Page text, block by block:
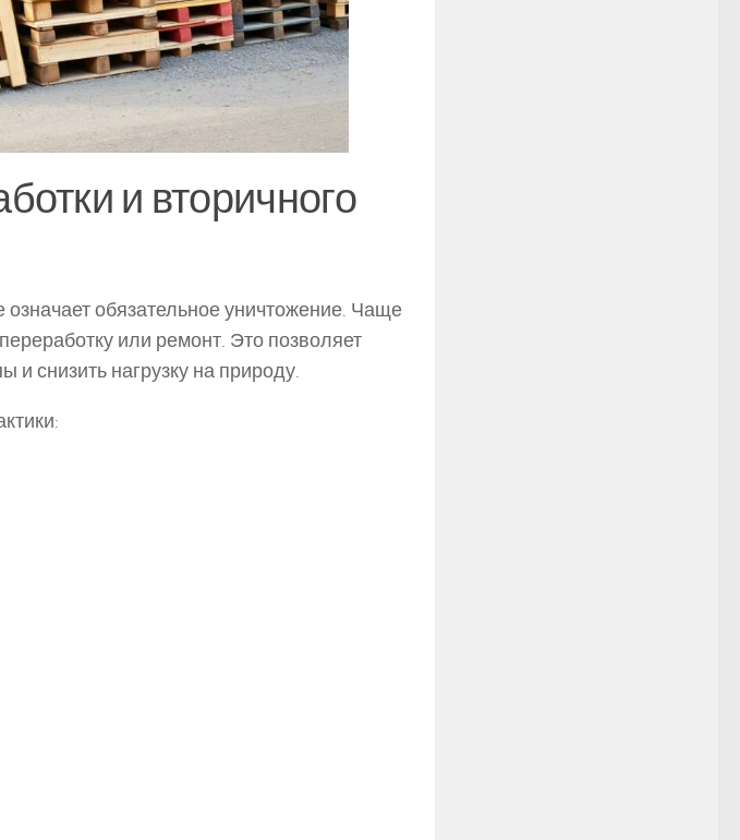
и вторичного
обязательное уничтожение. Чаще
или ремонт. Это позволяет
и снизить нагрузку на природу.